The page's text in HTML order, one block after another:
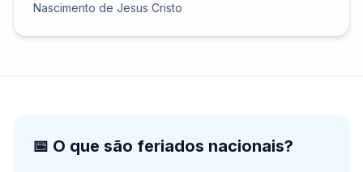
Nascimento de Jesus Cristo
📅 O que são feriados nacionais?